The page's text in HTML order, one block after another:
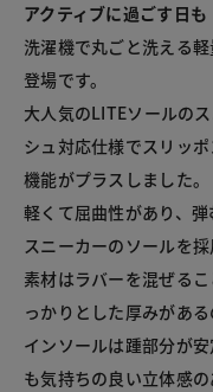
アクティブに過ごす日
洗濯機で丸ごと洗える
登場です。
大人気のLITEソールの
シュ対応仕様でスリッ
機能がプラスしました。
軽くて屈曲性があり、
スニーカーのソールを採
素材はラバーを混ぜる
っかりとした厚みがあ
インソールは踵部分が
も気持ちの良い立体感